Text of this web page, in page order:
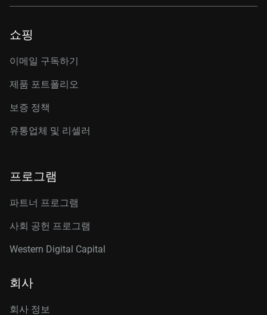
쇼핑
이메일 구독하기
제품 포트폴리오
보증 정책
유통업체 및 리셀러
프로그램
파트너 프로그램
사회 공헌 프로그램
Western Digital Capital
회사
회사 정보